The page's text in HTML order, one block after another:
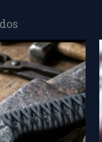
El
precio
actual
es:
$ 190.000,00.